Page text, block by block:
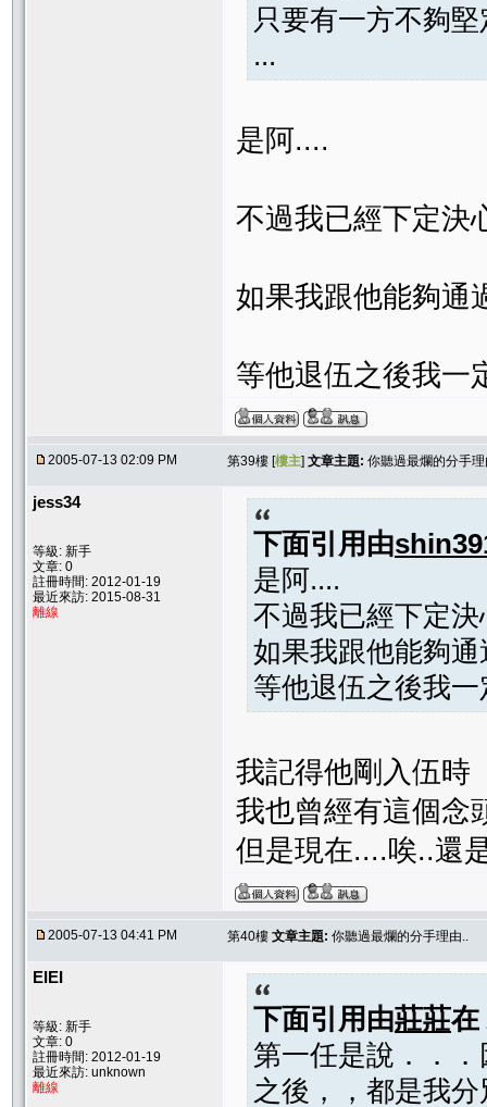
只要有一方不夠堅
...
是阿....
不過我已經下定決
如果我跟他能夠通
等他退伍之後我一
2005-07-13 02:09 PM 第39樓 [樓主] 文章主題: 你聽過最爛的分手理
jess34
等級: 新手
文章: 0
註冊時間: 2012-01-19
最近來訪: 2015-08-31
離線
下面引用由
是阿....
不過我已經下定決
如果我跟他能夠
等他退伍之後我
我記得他剛入伍時
我也曾經有這個念
但是現在....唉..還
2005-07-13 04:41 PM 第40樓 文章主題: 你聽過最爛的分手理由..
EIEI
等級: 新手
文章: 0
註冊時間: 2012-01-19
最近來訪: unknown
離線
下面引用由莊莊在
第一任是說．．
之後，，都是我